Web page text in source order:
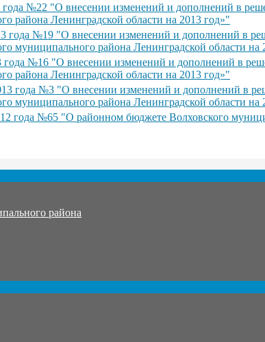
№22 "О внесении изменений и дополнений в
района Ленинградской области на 2013 год»"
года №19 "О внесении изменений и дополнений в
муниципального района Ленинградской области на
№16 "О внесении изменений и дополнений в
района Ленинградской области на 2013 год»"
года №3 "О внесении изменений и дополнений в
муниципального района Ленинградской области на
года №65 "О районном бюджете Волховского
района